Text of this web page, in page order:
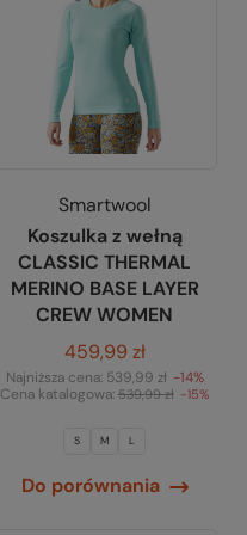
Smartwool
Koszulka z wełną
CLASSIC THERMAL
MERINO BASE LAYER
CREW WOMEN
459,99 zł
Najniższa cena: 539,99 zł -14%
Cena katalogowa:539,99 zł -15%
S M L
Do porównania